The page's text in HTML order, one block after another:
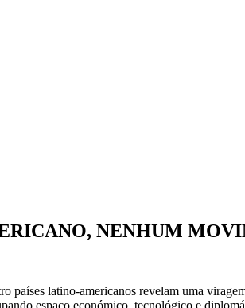
NENHUM
países latino-americanos revelam uma